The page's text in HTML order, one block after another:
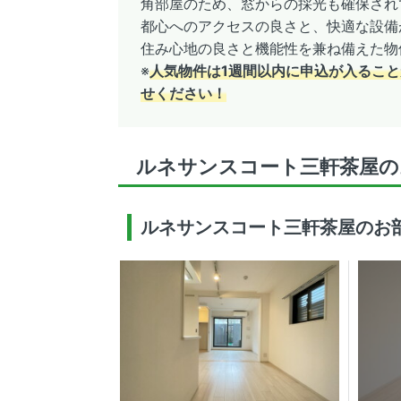
角部屋のため、窓からの採光も確保さ
都心へのアクセスの良さと、快適な設
住み心地の良さと機能性を兼ね備えた
※人気物件は1週間以内に申込が入るこ
せください！
ルネサンスコート三軒茶屋
ルネサンスコート三軒茶屋のお